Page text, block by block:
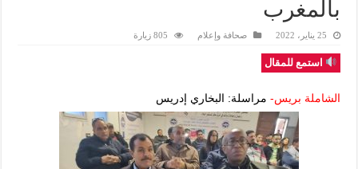
بالمغرب
25 يناير، 2022 صحافة وإعلام 805 زيارة
استمع للمقال
الشاملة بريس- مراسلة: البخاري إدريس